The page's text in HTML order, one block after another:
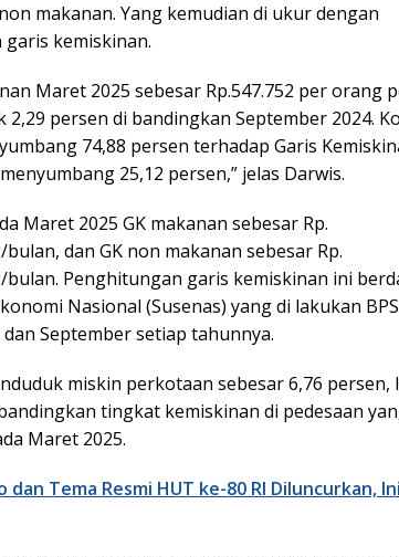
makanan. Yang kemudian di ukur dengan
kemiskinan.
Maret 2025 sebesar Rp.547.752 per orang
2,29 persen di bandingkan September 2024.
74,88 persen terhadap Garis
25,12 persen,” jelas Darwis.
Maret 2025 GK makanan sebesar Rp.
dan GK non makanan sebesar Rp.
bulan. Penghitungan garis kemiskinan ini
Nasional (Susenas) yang di lakukan
September setiap tahunnya.
miskin perkotaan sebesar 6,76 persen,
tingkat kemiskinan di pedesaan
Maret 2025.
dan Tema Resmi HUT ke-80 RI Diluncurkan, Ini